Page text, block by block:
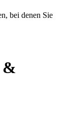
bei denen Sie
&